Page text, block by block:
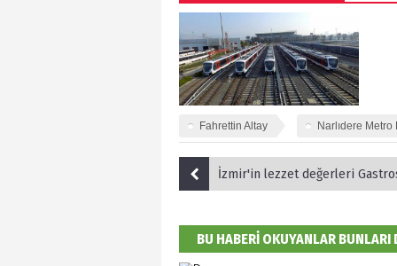
Fahrettin Altay Narlıdere Metro
​İzmir'in lezzet değerleri
BU HABERİ OKUYANLAR BUNLARI